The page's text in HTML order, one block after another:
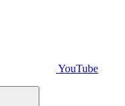
YouTube